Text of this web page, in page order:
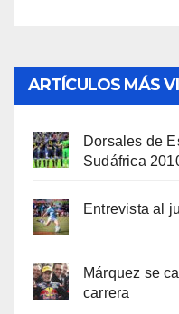
ARTÍCULOS MÁS
Dorsales de
Sudáfrica
Entrevista al
Márquez se
carrera